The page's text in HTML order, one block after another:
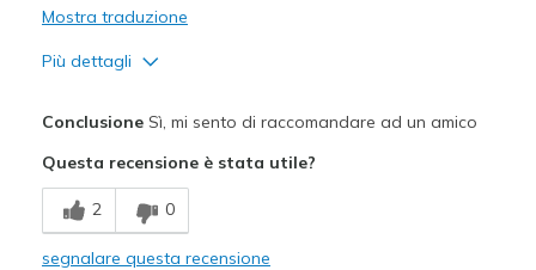
Mostra traduzione
Più dettagli
Comfortable
Stylish
ConclusioneSì, mi sento di raccomandare ad un amico
Questa recensione è stata utile?
2 0
segnalare questa recensione